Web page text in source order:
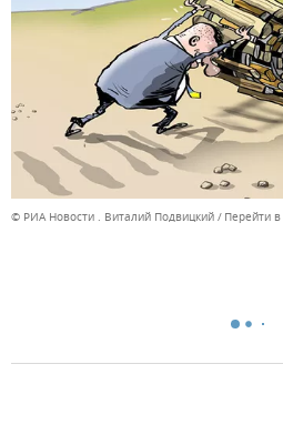
© РИА Новости . Виталий Подвицкий Перейти